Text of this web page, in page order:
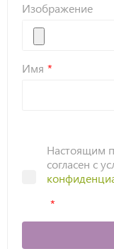
Изображение
Имя
Настоящим
согласен с